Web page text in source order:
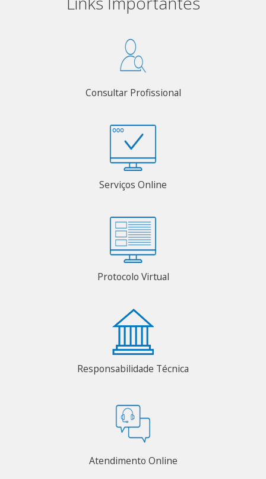
Consultar Profissional
Serviços Online
Protocolo Virtual
Responsabilidade Técnica
Atendimento Online